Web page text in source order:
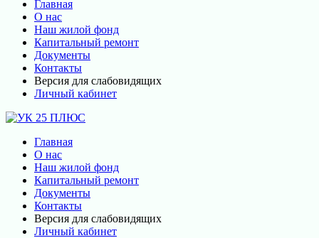
Главная
О нас
Наш жилой фонд
Капитальный ремонт
Документы
Контакты
Версия для слабовидящих
Личный кабинет
Главная
О нас
Наш жилой фонд
Капитальный ремонт
Документы
Контакты
Версия для слабовидящих
Личный кабинет